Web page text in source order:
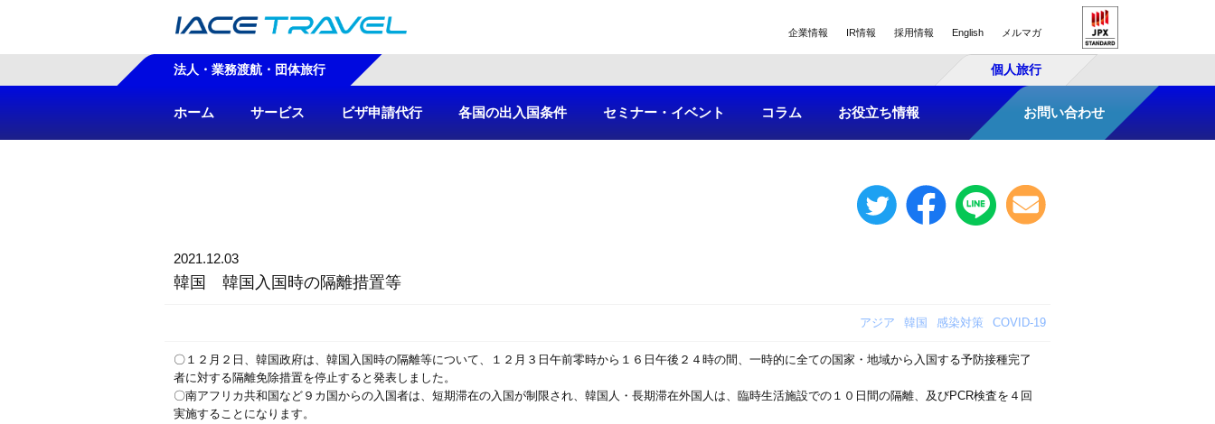
企業情報 IR情報 採用情報 English メルマガ
法人・業務渡航・団体旅行 個人旅行
ホーム サービス ビザ申請代行 各国の出入国条件 セミナー・イベント コラム お役立ち情報 お問い合わせ
2021.12.03
韓国 韓国入国時の隔離措置等
アジア 韓国 感染対策 COVID-19
〇１２月２日、韓国政府は、韓国入国時の隔離等について、１２月３日午前零時から１６日午後２４時の間、一時的に全ての国家・地域から入国する予防接種完了
者に対する隔離免除措置を停止すると発表しました。
〇南アフリカ共和国など９カ国からの入国者は、短期滞在の入国が制限され、韓国人・長期滞在外国人は、臨時生活施設での１０日間の隔離、及びPCR検査を４回
実施することになります。